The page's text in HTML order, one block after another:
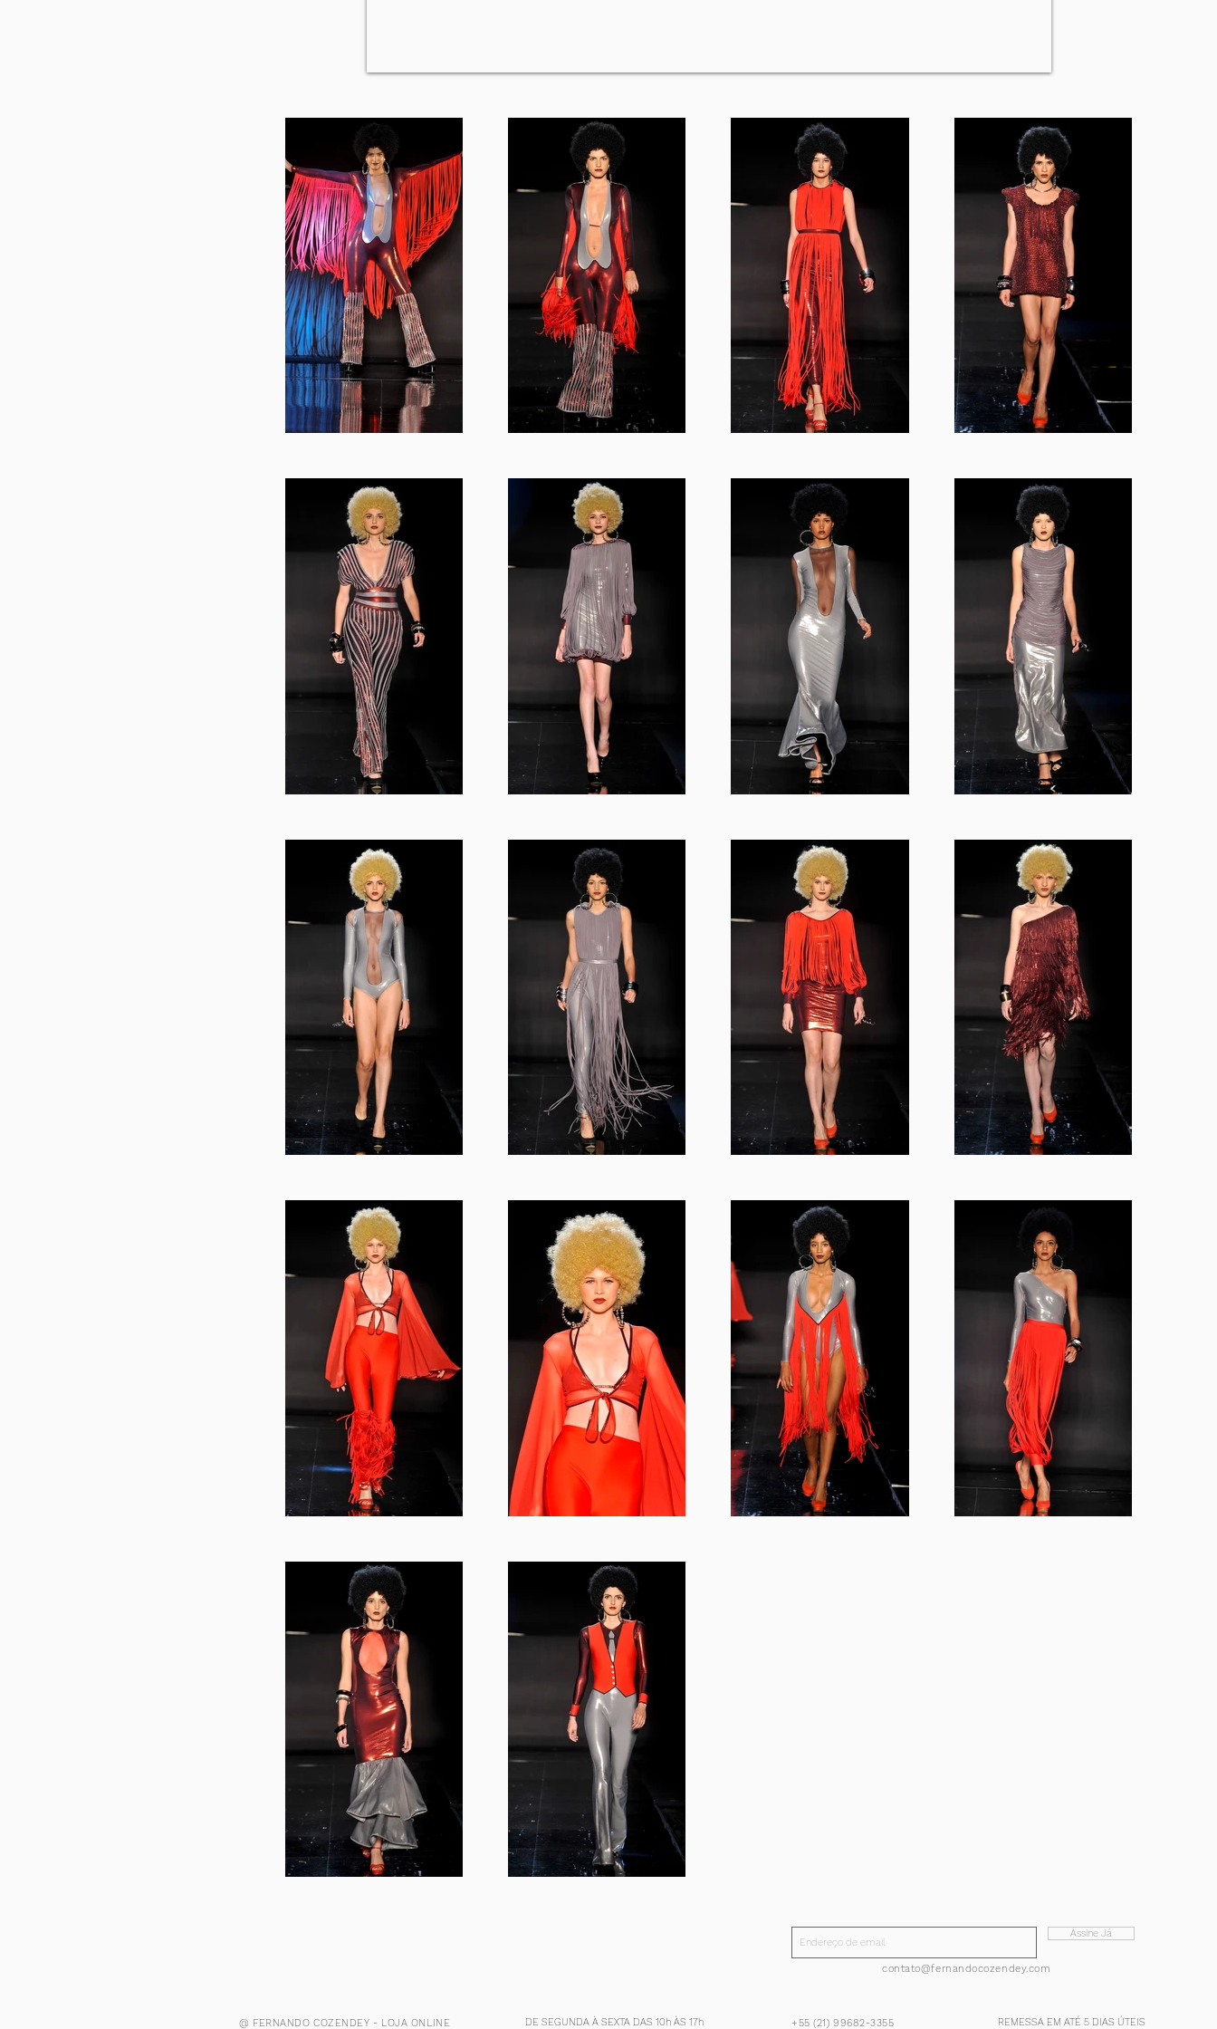
Assine Já
contato@fernandocozendey.com
@ FERNANDO COZENDEY - LOJA ONLINE DE SEGUNDA À SEXTA DAS 10h ÀS 17h +55 (21) 99682-3355 REMESSA EM ATÉ 5 DIAS ÚTEIS